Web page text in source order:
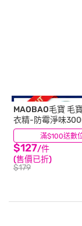
滿$100送數
MAOBAO毛寶 毛
衣精-防霉淨味
$127/件
(售價已折)
$179
(3)